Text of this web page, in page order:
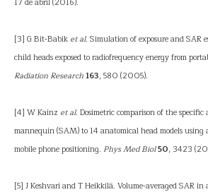
[3] G Bit-Babik et al. Simulation of exposure and SAR
child heads exposed to radiofrequency energy from
Radiation Research163, 580 (2005).
[4] W Kainz et al. Dosimetric comparison of the
mannequin (SAM) to 14 anatomical head models
mobile phone positioning. Phys Med Biol50, 3423
[5] J Keshvari and T Heikkilä. Volume-averaged SAR